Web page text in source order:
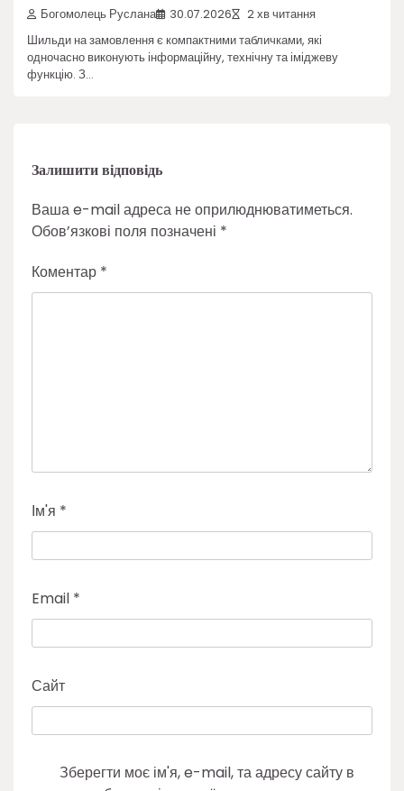
Богомолець Руслана 30.07.2026 2 хв читання
Шильди на замовлення є компактними табличками, які
одночасно виконують інформаційну, технічну та іміджеву
функцію. З…
Залишити відповідь
Ваша e-mail адреса не оприлюднюватиметься.
Обов’язкові поля позначені *
Коментар *
Ім'я *
Email *
Сайт
Зберегти моє ім'я, e-mail, та адресу сайту в